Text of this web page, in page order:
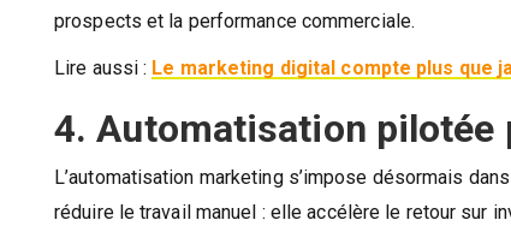
prospects et la performance commerciale.
Lire aussi : Le marketing digital compte plus que
4. Automatisation pilotée
L’automatisation marketing s’impose désormais
réduire le travail manuel : elle accélère le retour sur